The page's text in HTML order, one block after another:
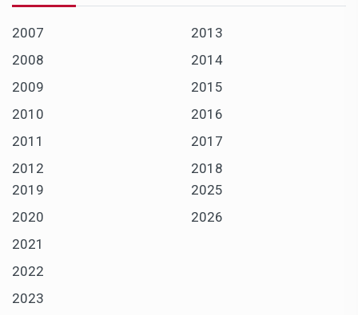
2007
2008
2009
2010
2011
2012
2013
2014
2015
2016
2017
2018
2019
2020
2021
2022
2023
2025
2026